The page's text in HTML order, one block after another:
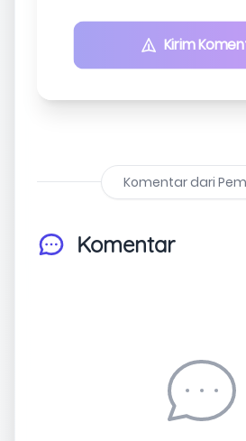
Kirim
Komentar dari
Komentar